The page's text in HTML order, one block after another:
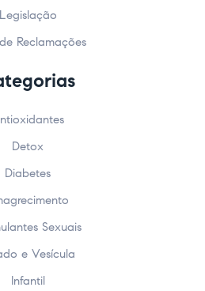
Legislação
Reclamações
Detox
Diabetes
Sexuais
e Vesícula
Infantil